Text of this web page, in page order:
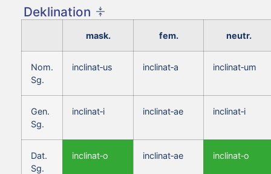
Deklination
mask. fem. neutr.
Nom.
Sg.
inclinat‑us inclinat‑a inclinat‑um
Gen.
Sg.
inclinat‑i inclinat‑ae inclinat‑i
Dat.
Sg.
inclinat‑o inclinat‑ae inclinat‑o